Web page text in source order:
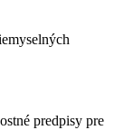
predpisy pre